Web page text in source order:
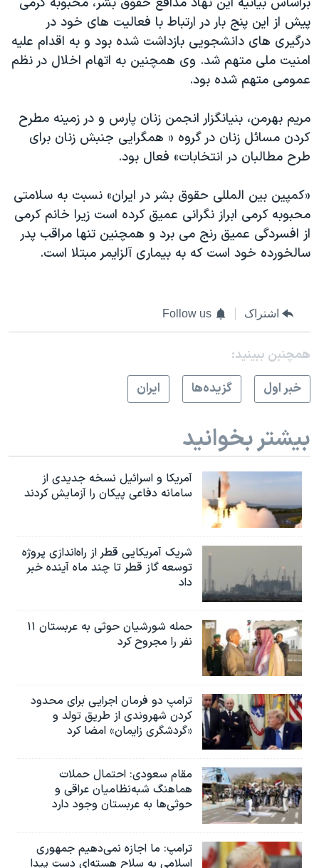
پیش از این پنج بار در ارتباط با فعالیت های خود در
درگیری های دانشجویی بازداشت شده بود و به اقدام علیه
امنیت ملی متهم شد. وی همچنین به اتهام اخلال در نظم
عمومی متهم شده بود.
مریم بهرمن، بنیانگزار انجمن زنان پارس و در زمینه مطرح
کردن مسائل زنان در گروه « همگرایی جنبش زنان برای
طرح مطالبان در انتخابات» فعال بود.
«کمپین بین المللی حقوق بشر در ایران» نسبت به سلامتی
محبوبه کرمی ابراز نگرانی عمیق کرده است زیرا خانم کرمی
از افسردگی عمیق رنج می برد و همچنین تنها مراقب پدر
سالخورده خود است که به بیماری آلزایمر مبتلا است.
اشتراک Follow us
همچنبن ببینید:
خبر اول
گزيده‌ها ايران
بیشتر بخوانید
آمریکا و اسرائیل نسخه جدیدی از
سامانه دفاعی پیکان را آزمایش کردند
شریک آمریکایی قطر از راه‌اندازی پروژه
توسعه گاز قطر تا چند ماه آینده خبر
داد
حمله شورشیان حوثی به عربستان ۱۱
نفر را مجروح کرد
ترامپ دو فرمان اجرایی برای محدود
کردن شهروندی از طریق تولد و
«گردشگری زایمان» امضا کرد
مقام سعودی: احتمال حملات
هماهنگ شبه‌نظامیان عراقی و
حوثی‌ها به عربستان وجود دارد
ترامپ: ما اجازه نمی‌دهیم جمهوری
اسلامی به سلاح هسته‌ای دست پیدا